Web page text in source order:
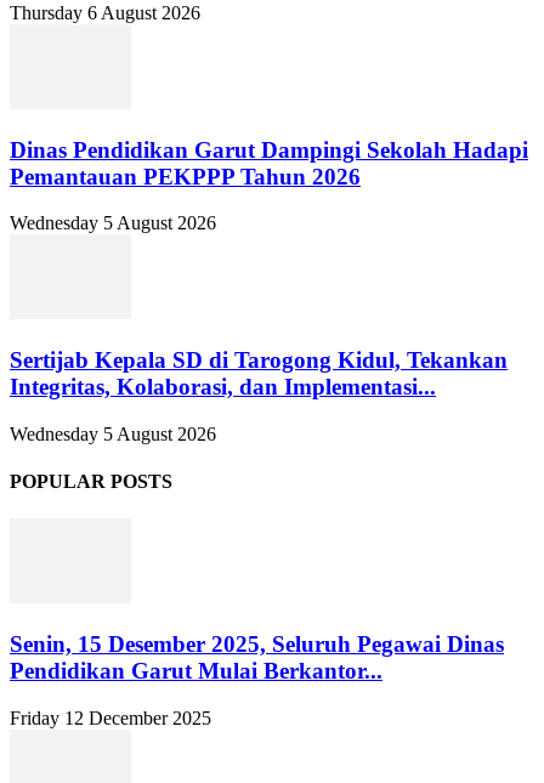
Thursday 6 August 2026
Dinas Pendidikan Garut Dampingi Sekolah Hadapi
Pemantauan PEKPPP Tahun 2026
Wednesday 5 August 2026
Sertijab Kepala SD di Tarogong Kidul, Tekankan
Integritas, Kolaborasi, dan Implementasi...
Wednesday 5 August 2026
POPULAR POSTS
Senin, 15 Desember 2025, Seluruh Pegawai Dinas
Pendidikan Garut Mulai Berkantor...
Friday 12 December 2025